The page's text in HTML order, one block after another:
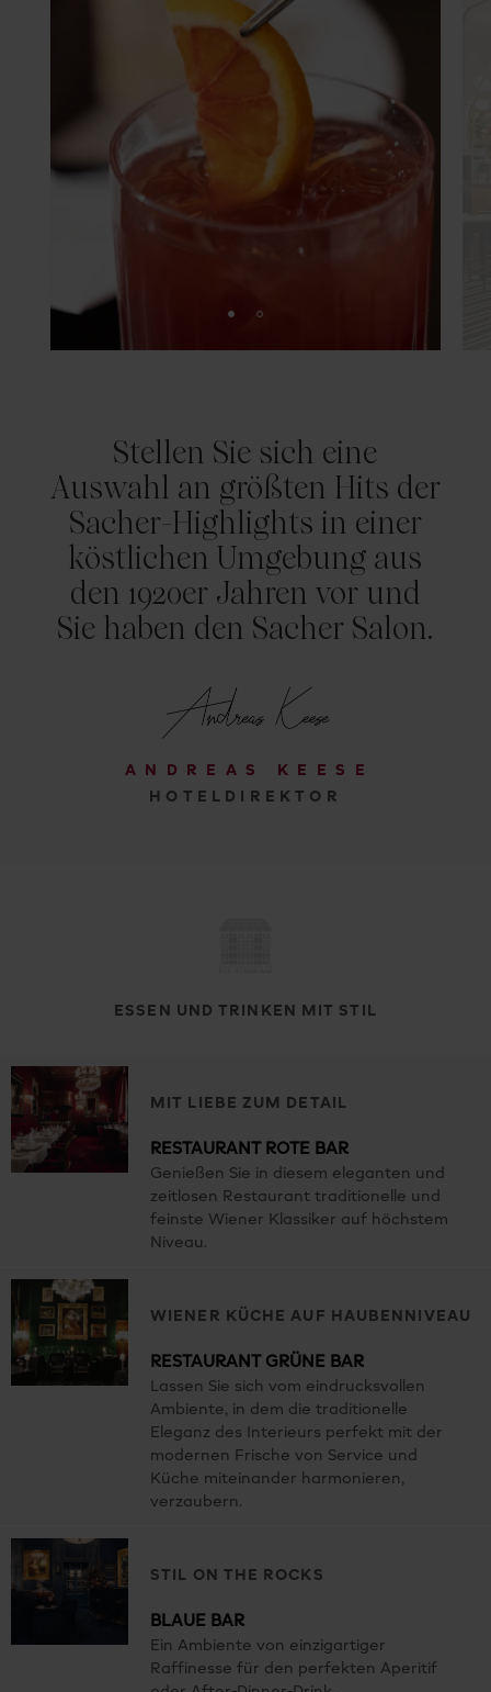
Stellen Sie sich eine
Auswahl an größten Hits der
Sacher-Highlights in einer
köstlichen Umgebung aus
den 1920er Jahren vor und
Sie haben den Sacher Salon.
ANDREAS KEESE
HOTELDIREKTOR
ESSEN UND TRINKEN MIT STIL
MIT LIEBE ZUM DETAIL
RESTAURANT ROTE BAR
Genießen Sie in diesem eleganten und
zeitlosen Restaurant traditionelle und
feinste Wiener Klassiker auf höchstem
Niveau.
WIENER KÜCHE AUF HAUBENNIVEAU
RESTAURANT GRÜNE BAR
Lassen Sie sich vom eindrucksvollen
Ambiente, in dem die traditionelle
Eleganz des Interieurs perfekt mit der
modernen Frische von Service und
Küche miteinander harmonieren,
verzaubern.
STIL ON THE ROCKS
BLAUE BAR
Ein Ambiente von einzigartiger
Raffinesse für den perfekten Aperitif